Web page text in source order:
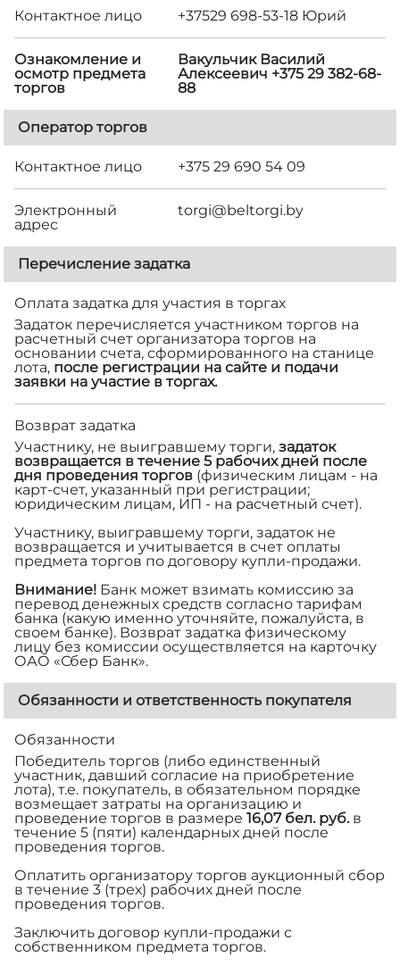
Контактное лицо +37529 698-53-18 Юрий
Ознакомление и
осмотр предмета
торгов
Вакульчик Василий
Алексеевич +375 29 382-68-
88
Оператор торгов
Контактное лицо +375 29 690 54 09
Электронный
адрес
torgi@beltorgi.by
Перечисление задатка
Оплата задатка для участия в торгах
Задаток перечисляется участником торгов на
расчетный счет организатора торгов на
основании счета, сформированного на станице
лота, после регистрации на сайте и подачи
заявки на участие в торгах.
Возврат задатка
Участнику, не выигравшему торги, задаток
возвращается в течение 5 рабочих дней после
дня проведения торгов (физическим лицам - на
карт-счет, указанный при регистрации;
юридическим лицам, ИП - на расчетный счет).
Участнику, выигравшему торги, задаток не
возвращается и учитывается в счет оплаты
предмета торгов по договору купли-продажи.
Внимание! Банк может взимать комиссию за
перевод денежных средств согласно тарифам
банка (какую именно уточняйте, пожалуйста, в
своем банке). Возврат задатка физическому
лицу без комиссии осуществляется на карточку
ОАО «Сбер Банк».
Обязанности и ответственность покупателя
Обязанности
Победитель торгов (либо единственный
участник, давший согласие на приобретение
лота), т.е. покупатель, в обязательном порядке
возмещает затраты на организацию и
проведение торгов в размере 16,07 бел. руб.в
течение 5 (пяти) календарных дней после
проведения торгов.
Оплатить организатору торгов аукционный сбор
в течение 3 (трех) рабочих дней после
проведения торгов.
Заключить договор купли-продажи с
собственником предмета торгов.